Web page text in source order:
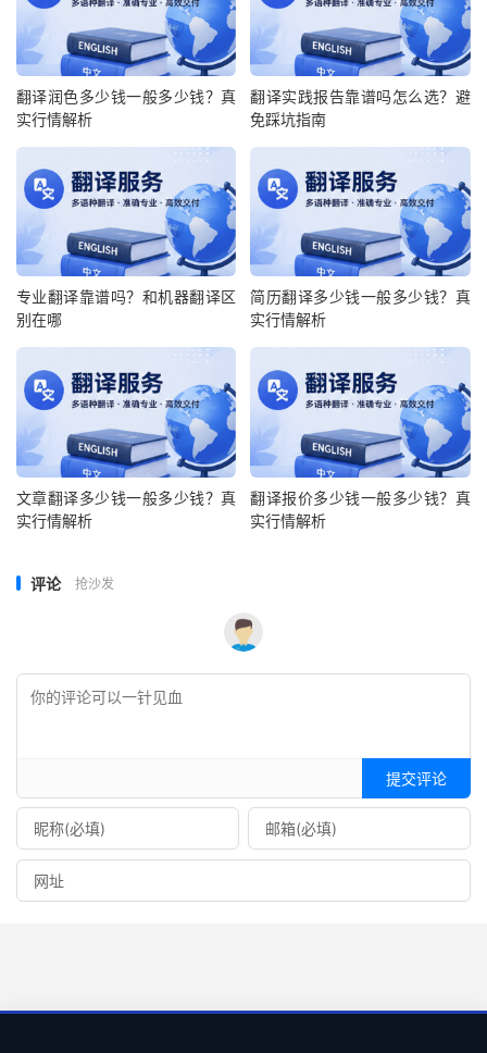
翻译润色多少钱一般多少钱？真
实行情解析
翻译实践报告靠谱吗怎么选？避
免踩坑指南
专业翻译靠谱吗？和机器翻译区
别在哪
简历翻译多少钱一般多少钱？真
实行情解析
文章翻译多少钱一般多少钱？真
实行情解析
翻译报价多少钱一般多少钱？真
实行情解析
评论 抢沙发
提交评论